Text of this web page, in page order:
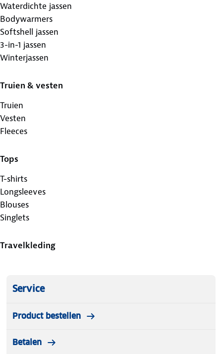
Waterdichte jassen
Bodywarmers
Softshell jassen
3-in-1 jassen
Winterjassen
Truien & vesten
Truien
Vesten
Fleeces
Tops
T-shirts
Longsleeves
Blouses
Singlets
Travelkleding
Service
Product bestellen
Betalen